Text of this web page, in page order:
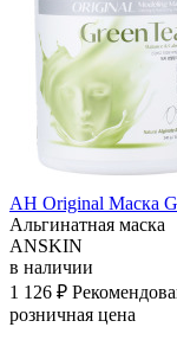
АН Original Маска
Альгинатная маска
ANSKIN
в наличии
1 126 ₽
розничная цена